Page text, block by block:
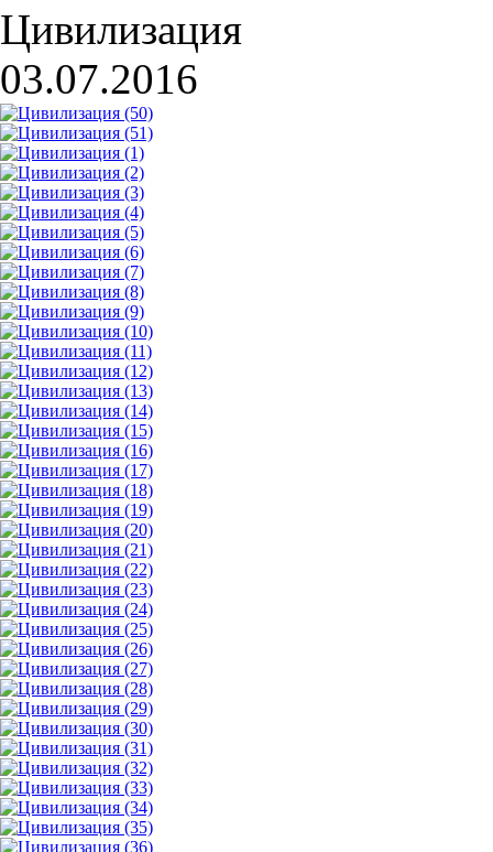
Цивилизация
03.07.2016